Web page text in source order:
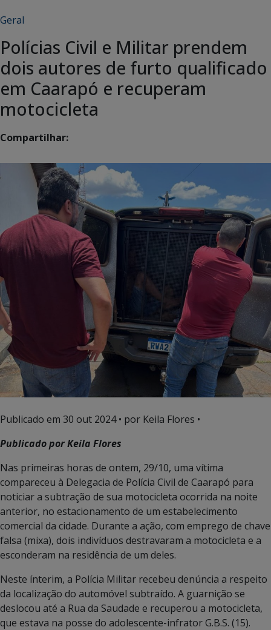
Geral
Polícias Civil e Militar prendem
dois autores de furto qualificado
em Caarapó e recuperam
motocicleta
Compartilhar:
Publicado em 30 out 2024• por Keila Flores •
Publicado por Keila Flores
Nas primeiras horas de ontem, 29/10, uma vítima
compareceu à Delegacia de Polícia Civil de Caarapó para
noticiar a subtração de sua motocicleta ocorrida na noite
anterior, no estacionamento de um estabelecimento
comercial da cidade. Durante a ação, com emprego de chave
falsa (mixa), dois indivíduos destravaram a motocicleta e a
esconderam na residência de um deles.
Neste ínterim, a Polícia Militar recebeu denúncia a respeito
da localização do automóvel subtraído. A guarnição se
deslocou até a Rua da Saudade e recuperou a motocicleta,
que estava na posse do adolescente-infrator G.B.S. (15).